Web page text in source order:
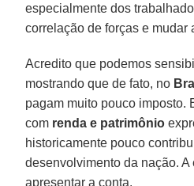
especialmente dos
correlação de forças e mudar
Acredito que podemos
mostrando que de fato, no
pagam muito pouco imposto.
com renda e patrimônio
historicamente pouco
desenvolvimento da nação.
apresentar a conta.